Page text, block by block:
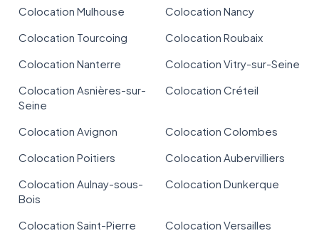
Colocation Mulhouse
Colocation Nancy
Colocation Tourcoing
Colocation Roubaix
Colocation Nanterre
Colocation Vitry-sur-Seine
Colocation Asnières-sur-
Seine
Colocation Créteil
Colocation Avignon
Colocation Colombes
Colocation Poitiers
Colocation Aubervilliers
Colocation Aulnay-sous-
Bois
Colocation Dunkerque
Colocation Saint-Pierre
Colocation Versailles